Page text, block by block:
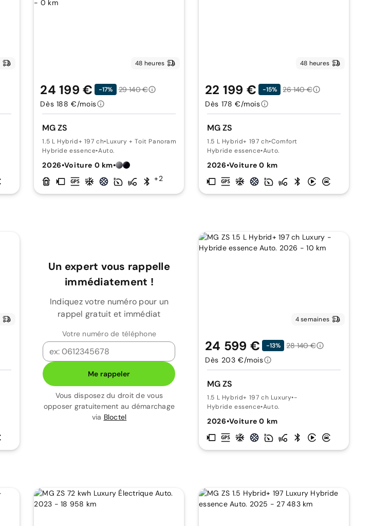
48 heures
MG ZS
1.5 L Hybrid+ 197 ch•Luxury + Toit Panoramique
Hybride essence•Auto.
2026•Voiture 0 km•
+2
24 199 € -17%
29 140 €
Dès 188 €/mois
48 heures
MG ZS
1.5 L Hybrid+ 197 ch•Comfort
Hybride essence•Auto.
2026•Voiture 0 km
22 199 € -15%
26 140 €
Dès 178 €/mois
Un expert vous rappelle
immédiatement !
Indiquez votre numéro pour un
rappel gratuit et immédiat
Votre numéro de téléphone
Me rappeler
Vous disposez du droit de vous
opposer gratuitement au démarchage
via Bloctel
4 semaines
MG ZS
1.5 L Hybrid+ 197 ch Luxury•-
Hybride essence•Auto.
2026•Voiture 0 km
24 599 € -13%
28 140 €
Dès 203 €/mois